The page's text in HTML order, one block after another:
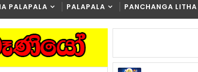
PALAPALA PALAPALA PANCHANGA LITHA